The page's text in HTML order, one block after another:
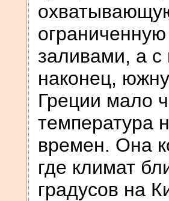
заливами, а
наконец,
Греции мало
температура
времен. Она
где климат
градусов на